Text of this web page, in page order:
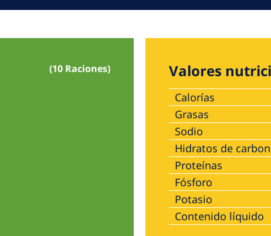
Global Website
(10 Raciones) Valores
Calorías
Grasas
Sodio
Hidratos de
Proteínas
Fósforo
Potasio
Contenido líquido